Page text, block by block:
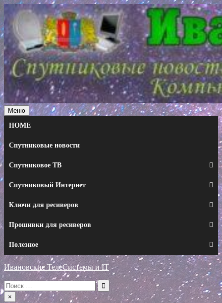
Перейти
к
содержимому
Меню
HOME
Спутниковые новости
Спутниковое ТВ
Спутниковый Интернет
Ключи для ресиверов
Прошивки для ресиверов
Полезное
Ивановские ТелеСистемы и IT
Искать:
×